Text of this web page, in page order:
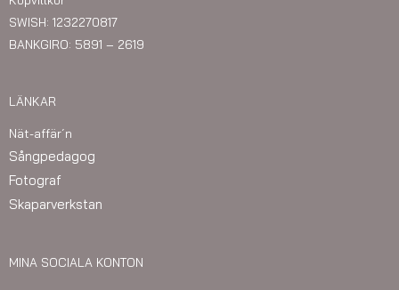
SWISH: 1232270817
BANKGIRO: 5891 – 2619
LÄNKAR
Nät-affär´n
Sångpedagog
Fotograf
Skaparverkstan
MINA SOCIALA KONTON